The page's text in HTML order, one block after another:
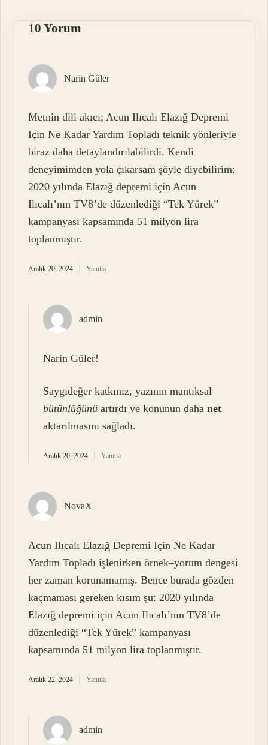
10 Yorum
Narin Güler
Metnin dili akıcı; Acun Ilıcalı Elazığ Depremi
Için Ne Kadar Yardım Topladı teknik yönleriyle
biraz daha detaylandırılabilirdi. Kendi
deneyimimden yola çıkarsam şöyle diyebilirim:
2020 yılında Elazığ depremi için Acun
Ilıcalı’nın TV8’de düzenlediği “Tek Yürek”
kampanyası kapsamında 51 milyon lira
toplanmıştır.
Aralık 20, 2024 Yanıtla
admin
Narin Güler!
Saygıdeğer katkınız, yazının mantıksal
bütünlüğünü artırdı ve konunun dahanet
aktarılmasını sağladı.
Aralık 20, 2024 Yanıtla
NovaX
Acun Ilıcalı Elazığ Depremi Için Ne Kadar
Yardım Topladı işlenirken örnek–yorum dengesi
her zaman korunamamış. Bence burada gözden
kaçmaması gereken kısım şu: 2020 yılında
Elazığ depremi için Acun Ilıcalı’nın TV8’de
düzenlediği “Tek Yürek” kampanyası
kapsamında 51 milyon lira toplanmıştır.
Aralık 22, 2024 Yanıtla
admin